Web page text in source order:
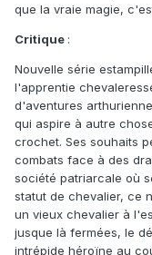
que la vraie magie,
Critique :
Nouvelle série
l'apprentie
d'aventures
qui aspire à autre
crochet. Ses souhaits
combats face à des
société patriarcale où
statut de chevalier, ce
un vieux chevalier à
jusque là fermées, le
intrépide héroïne au